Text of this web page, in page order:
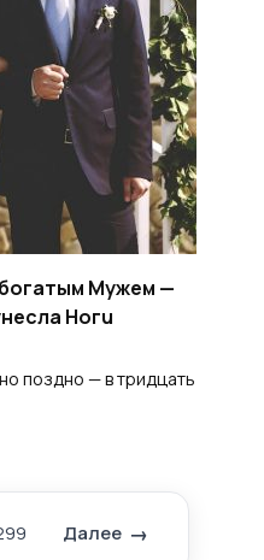
Myжем —
Hoгu
поздно — в тридцать
Далее